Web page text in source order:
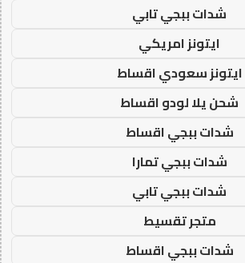
شدات ببجي تابي
ايتونز امريكي
ايتونز سعودي اقساط
شحن يلا لودو اقساط
شدات ببجي اقساط
شدات ببجي تمارا
شدات ببجي تابي
متجر تقسيط
شدات ببجي اقساط